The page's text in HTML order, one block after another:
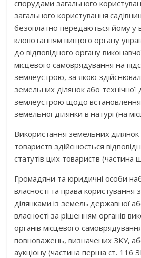
спорудами загального
загального користування
безоплатно передаються йому у
клопотанням вищого органу
до відповідного органу
місцевого самоврядування на
землеустрою, за якою
земельних ділянок або технічної
землеустрою щодо
земельної ділянки в натурі (на
Використання земельних ділянок
товариств здійснюється
статутів цих товариств (частина
Громадяни та юридичні особи
власності та права
ділянками із земель державної
власності за рішенням органів
органів місцевого
повноважень, визначених ЗКУ,
аукціону (частина перша ст. 116